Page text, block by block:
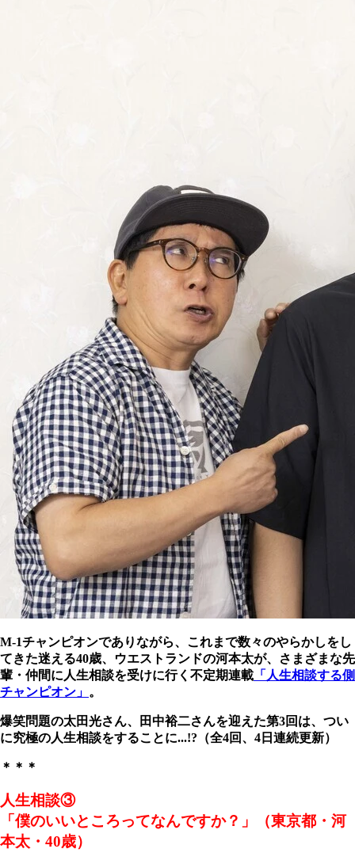
M-1チャンピオンでありながら、これまで数々のやらかしをし
てきた迷える40歳、ウエストランドの河本太が、さまざまな先
輩・仲間に人生相談を受けに行く不定期連載 「人生相談する側
チャンピオン」 。
爆笑問題の太田光さん、田中裕二さんを迎えた第3回は、つい
に究極の人生相談をすることに...!?（全4回、4日連続更新）
＊＊＊
人生相談③
「僕のいいところってなんですか？」（東京都・河
本太・40歳）